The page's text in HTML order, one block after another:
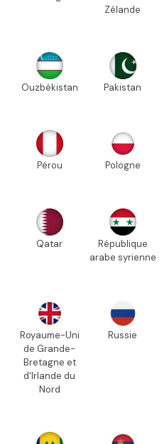
Zélande
Ouzbékistan Pakistan
Pérou Pologne
Qatar
République
arabe syrienne
Royaume-Uni
de Grande-
Bretagne et
d'Irlande du
Nord
Russie